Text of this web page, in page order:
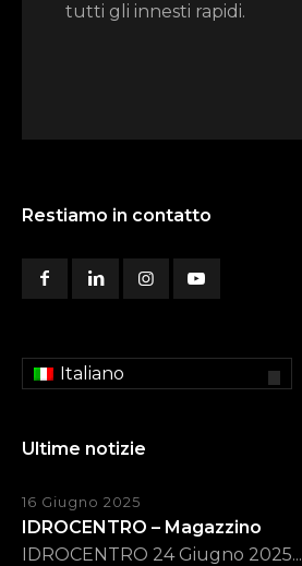
tutti gli innesti rapidi.
Restiamo in contatto
Italiano
Ultime notizie
16 Giugno 2025
IDROCENTRO – Magazzino
IDROCENTRO 24 Giugno 2025...